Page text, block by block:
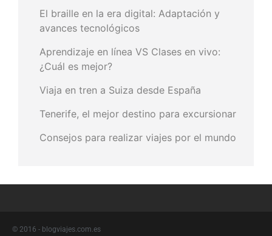
El braille en la era digital: Adaptación y
avances tecnológicos
Aprendizaje en línea VS Clases en vivo:
¿Cuál es mejor?
Viaja en tren a Suiza desde España
Tenerife, el mejor destino para excursionar
Consejos para realizar viajes por el mundo
© 2016 - blogviajes.com.es